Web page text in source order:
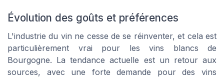
Évolution des goûts et préférences
L'industrie du vin ne cesse de se réinventer, et cela est
particulièrement vrai pour les vins blancs de
Bourgogne. La tendance actuelle est un retour aux
sources, avec une forte demande pour des vins